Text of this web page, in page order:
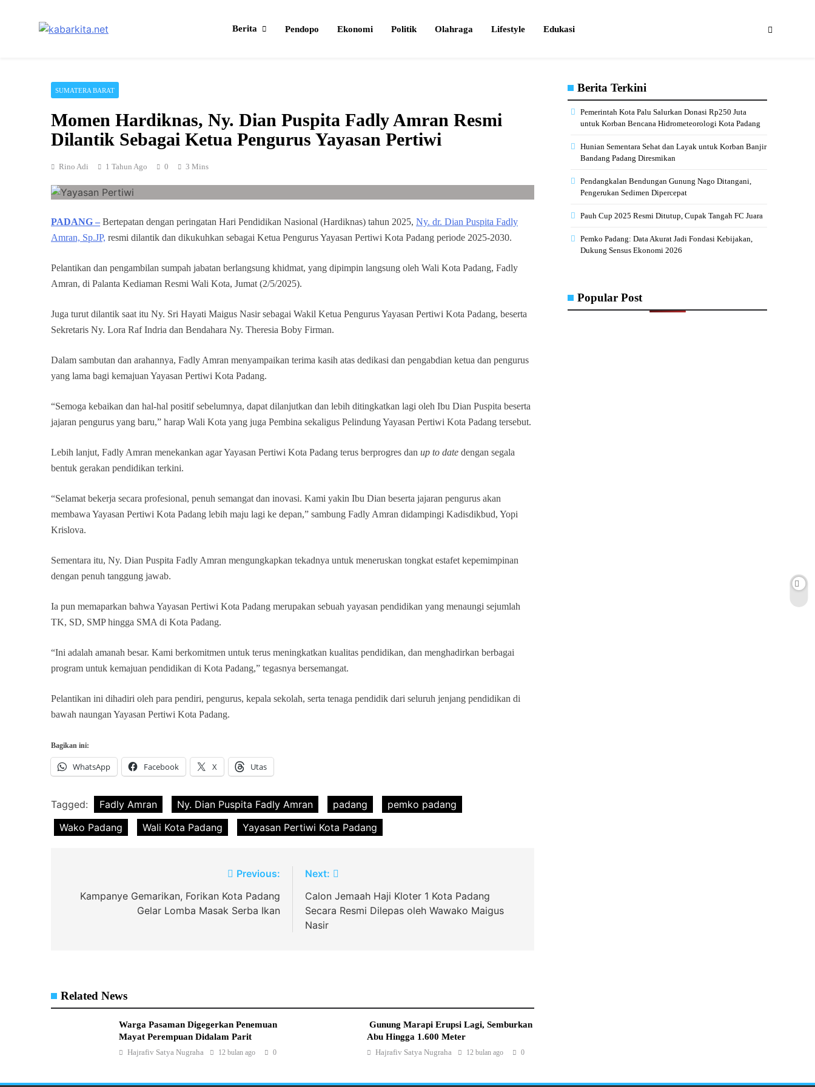
Berita Pendopo Ekonomi Politik Olahraga Lifestyle Edukasi
SUMATERA BARAT
Momen Hardiknas, Ny. Dian Puspita Fadly Amran Resmi
Dilantik Sebagai Ketua Pengurus Yayasan Pertiwi
Rino Adi 1 Tahun Ago 0 3 Mins
PADANG – Bertepatan dengan peringatan Hari Pendidikan Nasional (Hardiknas) tahun 2025, Ny. dr. Dian Puspita Fadly
Amran, Sp.JP, resmi dilantik dan dikukuhkan sebagai Ketua Pengurus Yayasan Pertiwi Kota Padang periode 2025-2030.
Pelantikan dan pengambilan sumpah jabatan berlangsung khidmat, yang dipimpin langsung oleh Wali Kota Padang, Fadly
Amran, di Palanta Kediaman Resmi Wali Kota, Jumat (2/5/2025).
Juga turut dilantik saat itu Ny. Sri Hayati Maigus Nasir sebagai Wakil Ketua Pengurus Yayasan Pertiwi Kota Padang, beserta
Sekretaris Ny. Lora Raf Indria dan Bendahara Ny. Theresia Boby Firman.
Dalam sambutan dan arahannya, Fadly Amran menyampaikan terima kasih atas dedikasi dan pengabdian ketua dan pengurus
yang lama bagi kemajuan Yayasan Pertiwi Kota Padang.
“Semoga kebaikan dan hal-hal positif sebelumnya, dapat dilanjutkan dan lebih ditingkatkan lagi oleh Ibu Dian Puspita beserta
jajaran pengurus yang baru,” harap Wali Kota yang juga Pembina sekaligus Pelindung Yayasan Pertiwi Kota Padang tersebut.
Lebih lanjut, Fadly Amran menekankan agar Yayasan Pertiwi Kota Padang terus berprogres dan up to date dengan segala
bentuk gerakan pendidikan terkini.
“Selamat bekerja secara profesional, penuh semangat dan inovasi. Kami yakin Ibu Dian beserta jajaran pengurus akan
membawa Yayasan Pertiwi Kota Padang lebih maju lagi ke depan,” sambung Fadly Amran didampingi Kadisdikbud, Yopi
Krislova.
Sementara itu, Ny. Dian Puspita Fadly Amran mengungkapkan tekadnya untuk meneruskan tongkat estafet kepemimpinan
dengan penuh tanggung jawab.
Ia pun memaparkan bahwa Yayasan Pertiwi Kota Padang merupakan sebuah yayasan pendidikan yang menaungi sejumlah
TK, SD, SMP hingga SMA di Kota Padang.
“Ini adalah amanah besar. Kami berkomitmen untuk terus meningkatkan kualitas pendidikan, dan menghadirkan berbagai
program untuk kemajuan pendidikan di Kota Padang,” tegasnya bersemangat.
Pelantikan ini dihadiri oleh para pendiri, pengurus, kepala sekolah, serta tenaga pendidik dari seluruh jenjang pendidikan di
bawah naungan Yayasan Pertiwi Kota Padang.
Bagikan ini:
WhatsApp Facebook X Utas
Tagged: Fadly Amran Ny. Dian Puspita Fadly Amran padang
pemko padang
Wako Padang
Wali Kota Padang Yayasan Pertiwi Kota Padang
pos
Previous:
Kampanye Gemarikan, Forikan Kota Padang
Gelar Lomba Masak Serba Ikan
Next:
Calon Jemaah Haji Kloter 1 Kota Padang
Secara Resmi Dilepas oleh Wawako Maigus
Nasir
Related News
Warga Pasaman Digegerkan Penemuan
Mayat Perempuan Didalam Parit
Hajrafiv Satya Nugraha 12 bulan ago 0
Gunung Marapi Erupsi Lagi, Semburkan
Abu Hingga 1.600 Meter
Hajrafiv Satya Nugraha 12 bulan ago 0
Berita Terkini
Pemerintah Kota Palu Salurkan Donasi Rp250 Juta
untuk Korban Bencana Hidrometeorologi Kota Padang
Hunian Sementara Sehat dan Layak untuk Korban Banjir
Bandang Padang Diresmikan
Pendangkalan Bendungan Gunung Nago Ditangani,
Pengerukan Sedimen Dipercepat
Pauh Cup 2025 Resmi Ditutup, Cupak Tangah FC Juara
Pemko Padang: Data Akurat Jadi Fondasi Kebijakan,
Dukung Sensus Ekonomi 2026
Popular Post